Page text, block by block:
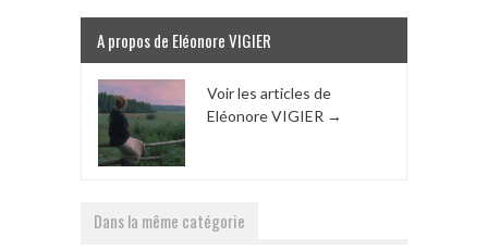
A propos de Eléonore VIGIER
Voir les articles de
Eléonore VIGIER →
Dans la même catégorie